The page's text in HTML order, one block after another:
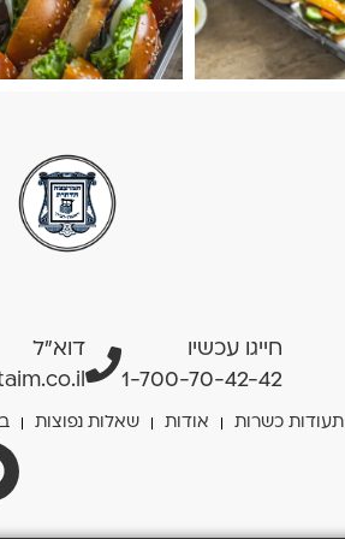
חייגו עכשיו
1-700-70-42-42
דוא”ל
תעודות כשרות אודות שאלות נפוצות